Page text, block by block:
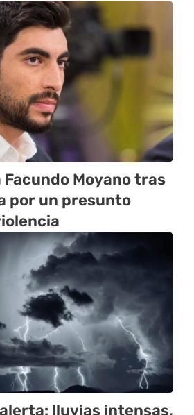
Facundo Moyano tras
por un presunto
lluvias intensas,